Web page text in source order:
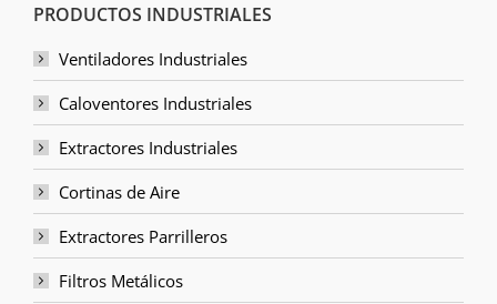
PRODUCTOS INDUSTRIALES
Ventiladores Industriales
Caloventores Industriales
Extractores Industriales
Cortinas de Aire
Extractores Parrilleros
Filtros Metálicos